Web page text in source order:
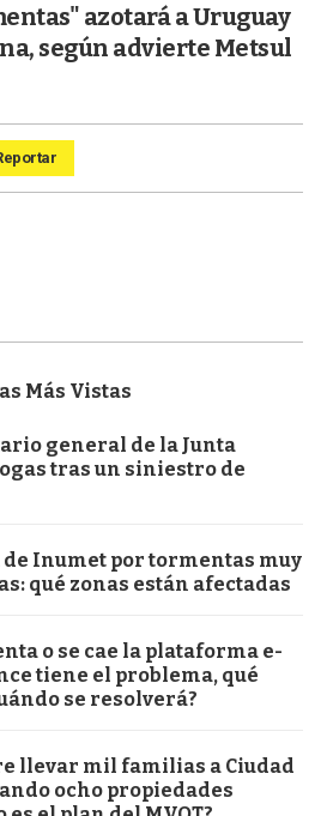
azotará a Uruguay
según advierte Metsul
Más Vistas
general de la Junta
tras un siniestro de
Inumet por tormentas muy
qué zonas están afectadas
o se cae la plataforma e-
tiene el problema, qué
se resolverá?
llevar mil familias a Ciudad
ocho propiedades